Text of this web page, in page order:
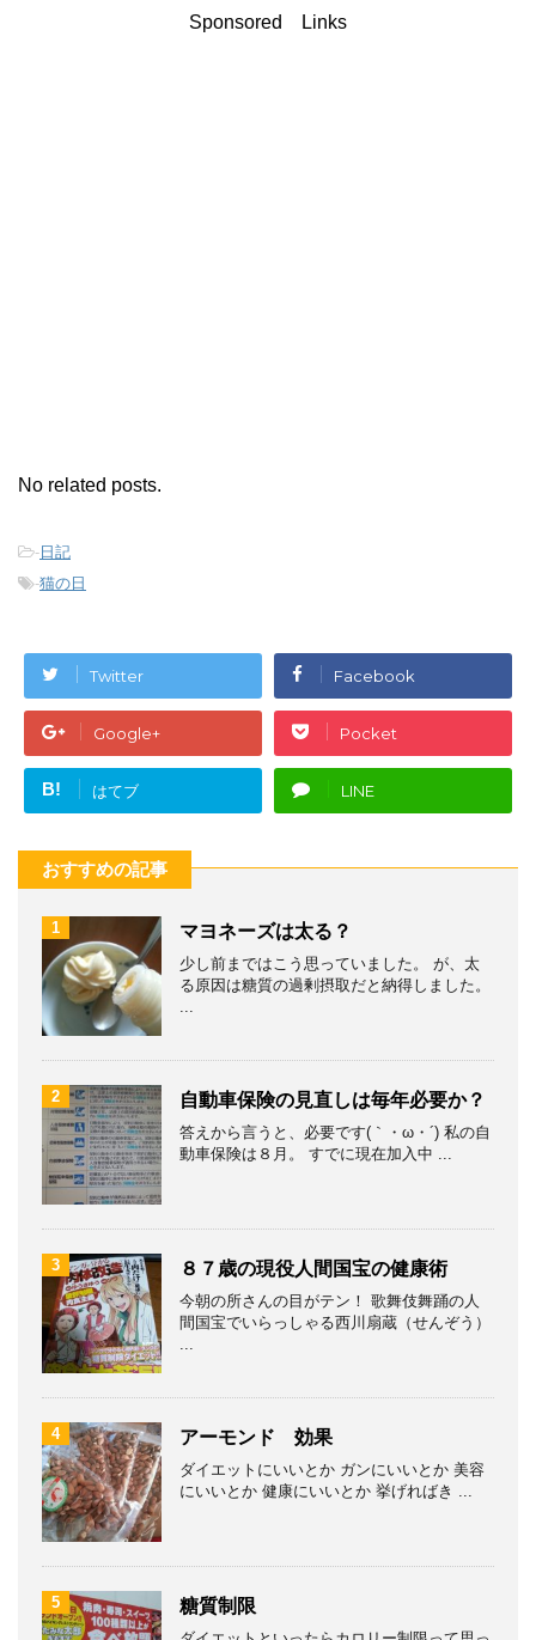
Sponsored Links
No related posts.
- 日記
-猫の日
Twitter Facebook
Google+ Pocket
B! はてブ LINE
おすすめの記事
1 マヨネーズは太る？
少し前まではこう思っていました。 が、太
る原因は糖質の過剰摂取だと納得しました。
...
2 自動車保険の見直しは毎年必要か？
答えから言うと、必要です(｀・ω・´) 私の自
動車保険は８月。 すでに現在加入中 ...
3 ８７歳の現役人間国宝の健康術
今朝の所さんの目がテン！ 歌舞伎舞踊の人
間国宝でいらっしゃる西川扇蔵（せんぞう）
...
4 アーモンド 効果
ダイエットにいいとか ガンにいいとか 美容
にいいとか 健康にいいとか 挙げればき ...
5 糖質制限